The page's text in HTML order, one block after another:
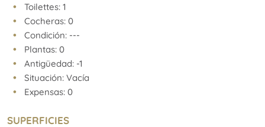
Toilettes: 1
Cocheras: 0
Condición: ---
Plantas: 0
Antigüedad: -1
Situación: Vacía
Expensas: 0
SUPERFICIES